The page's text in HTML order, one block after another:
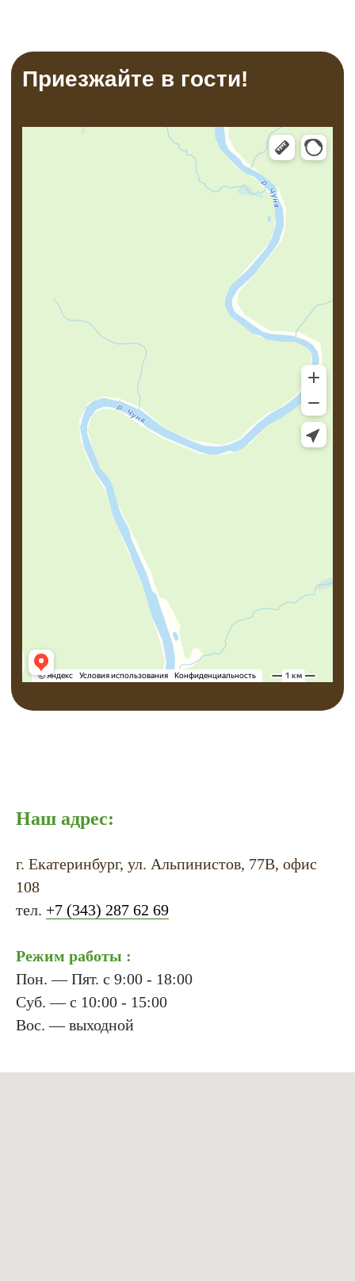
Наш адрес:
г. Екатеринбург, ул. Альпинистов, 77В, офис
108
тел. +7 (343) 287 62 69
Режим работы :
Пон. — Пят. с 9:00 - 18:00
Суб. — с 10:00 - 15:00
Вос. — выходной